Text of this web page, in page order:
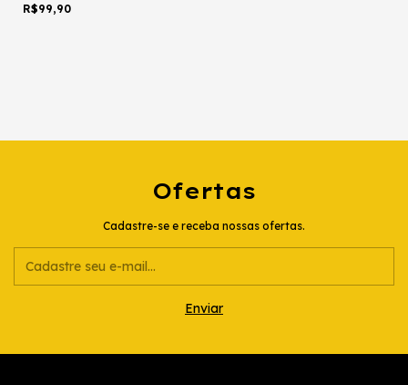
R$99,90
Ofertas
Cadastre-se e receba nossas ofertas.